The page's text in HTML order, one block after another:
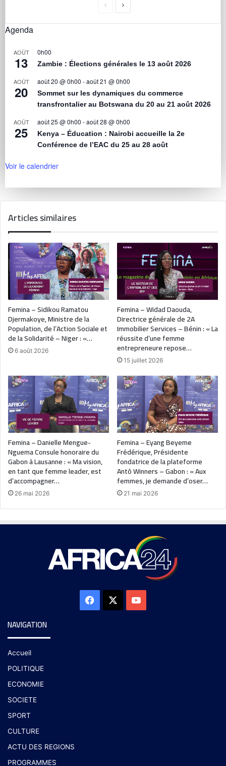
Agenda
AOÛT
13
0h00
Zambie : Élections générales le 13 août 2026
AOÛT
20
août 20 @ 0h00 -août 21 @ 0h00
Sommet sur les dynamiques du commerce
transfrontalier au Botswana du 20 au 21 août 2026
AOÛT
25
août 25 @ 0h00 -août 28 @ 0h00
Kenya – Éducation : Nairobi accueille la 2e
Conférence de l’EAC du 25 au 28 août
Voir le calendrier
Articles similaires
Femina – Sidikou Ramatou
Djermakoye, Ministre de la
Population, de l’Action Sociale et
de la Solidarité – Niger : «…
6 août 2026
Femina – Widad Daouda,
Directrice générale de 2A
Immobilier Services – Bénin : « La
réussite d’une femme
entrepreneure repose…
15 juillet 2026
Femina – Danielle Mengue-
Nguema Consule honoraire du
Gabon à Lausanne : « Ma vision,
en tant que femme leader, est
d’accompagner…
26 mai 2026
Femina – Eyang Beyeme
Frédérique, Présidente
fondatrice de la plateforme
Antô Winners – Gabon : « Aux
femmes, je demande d’oser…
21 mai 2026
NAVIGATION
Accueil
POLITIQUE
ECONOMIE
SOCIETE
SPORT
CULTURE
ACTU DES REGIONS
PROGRAMMES